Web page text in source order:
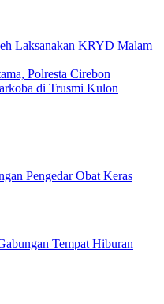
Laksanakan KRYD Malam
Polresta Cirebon
di Trusmi Kulon
Pengedar Obat Keras
Tempat Hiburan